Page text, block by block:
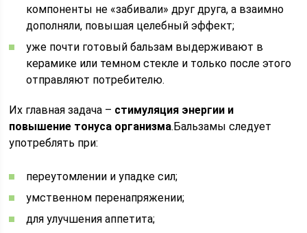
компоненты не «забивали» друг друга, а взаимно
дополняли, повышая целебный эффект;
уже почти готовый бальзам выдерживают в
керамике или темном стекле и только после этого
отправляют потребителю.
Их главная задача – стимуляция энергии и
повышение тонуса организма.Бальзамы следует
употреблять при:
переутомлении и упадке сил;
умственном перенапряжении;
для улучшения аппетита;